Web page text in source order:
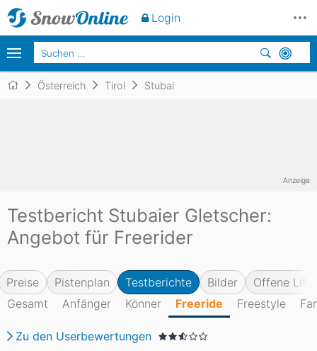
Österreich Tirol Stubai
Testbericht Stubaier Gletscher:
Angebot für Freerider
Preise Pistenplan Testberichte Bilder
Offene
Gesamt
Anfänger Könner Freeride Freestyle
Zu den Userbewertungen
Anzeige
Login